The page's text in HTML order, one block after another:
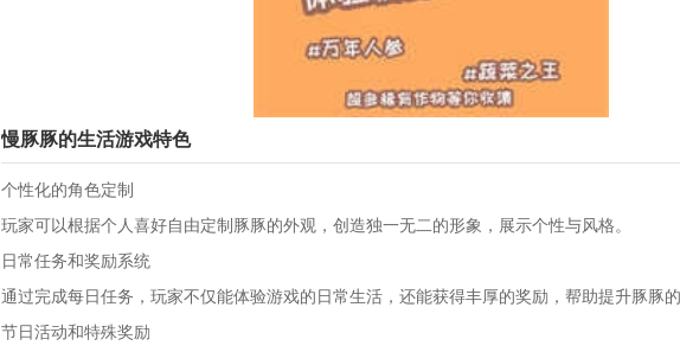
慢豚豚的生活游戏特色
个性化的角色定制
玩家可以根据个人喜好自由定制豚豚的外观，创造独一无二的形象，展示个性与风格。
日常任务和奖励系统
通过完成每日任务，玩家不仅能体验游戏的日常生活，还能获得丰厚的奖励，帮助提升豚豚的
节日活动和特殊奖励